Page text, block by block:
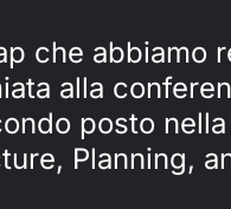
che abbiamo
alla
posto
Planning,